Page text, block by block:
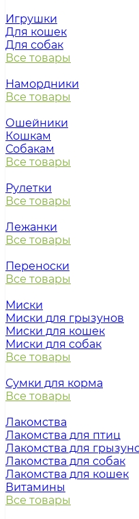
Игрушки
Для кошек
Для собак
Все товары
Намордники
Все товары
Ошейники
Кошкам
Собакам
Все товары
Рулетки
Все товары
Лежанки
Все товары
Переноски
Все товары
Миски
Миски для грызунов
Миски для кошек
Миски для собак
Все товары
Сумки для корма
Все товары
Лакомства
Лакомства для птиц
Лакомства для
Лакомства для собак
Лакомства для кошек
Витамины
Все товары